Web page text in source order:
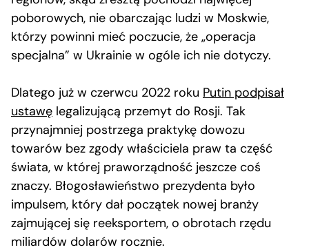
poborowych, nie obarczając ludzi w Moskwie,
którzy powinni mieć poczucie, że „operacja
specjalna” w Ukrainie w ogóle ich nie dotyczy.
Dlatego już w czerwcu 2022 roku Putin podpisał
ustawę legalizującą przemyt do Rosji. Tak
przynajmniej postrzega praktykę dowozu
towarów bez zgody właściciela praw ta część
świata, w której praworządność jeszcze coś
znaczy. Błogosławieństwo prezydenta było
impulsem, który dał początek nowej branży
zajmującej się reeksportem, o obrotach rzędu
miliardów dolarów rocznie.